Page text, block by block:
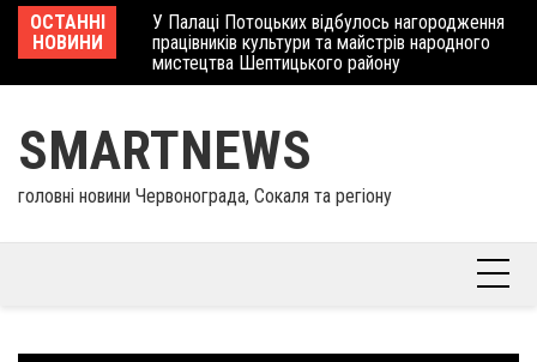
Skip
content
ОСТАННІ
НОВИНИ
У Палаці Потоцьких відбулось нагородження
працівників культури та майстрів народного
мистецтва Шептицького району
SMARTNEWS
головні новини Червонограда, Сокаля та регіону